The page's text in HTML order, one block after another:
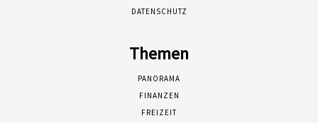
DATENSCHUTZ
Themen
PANORAMA
FINANZEN
FREIZEIT